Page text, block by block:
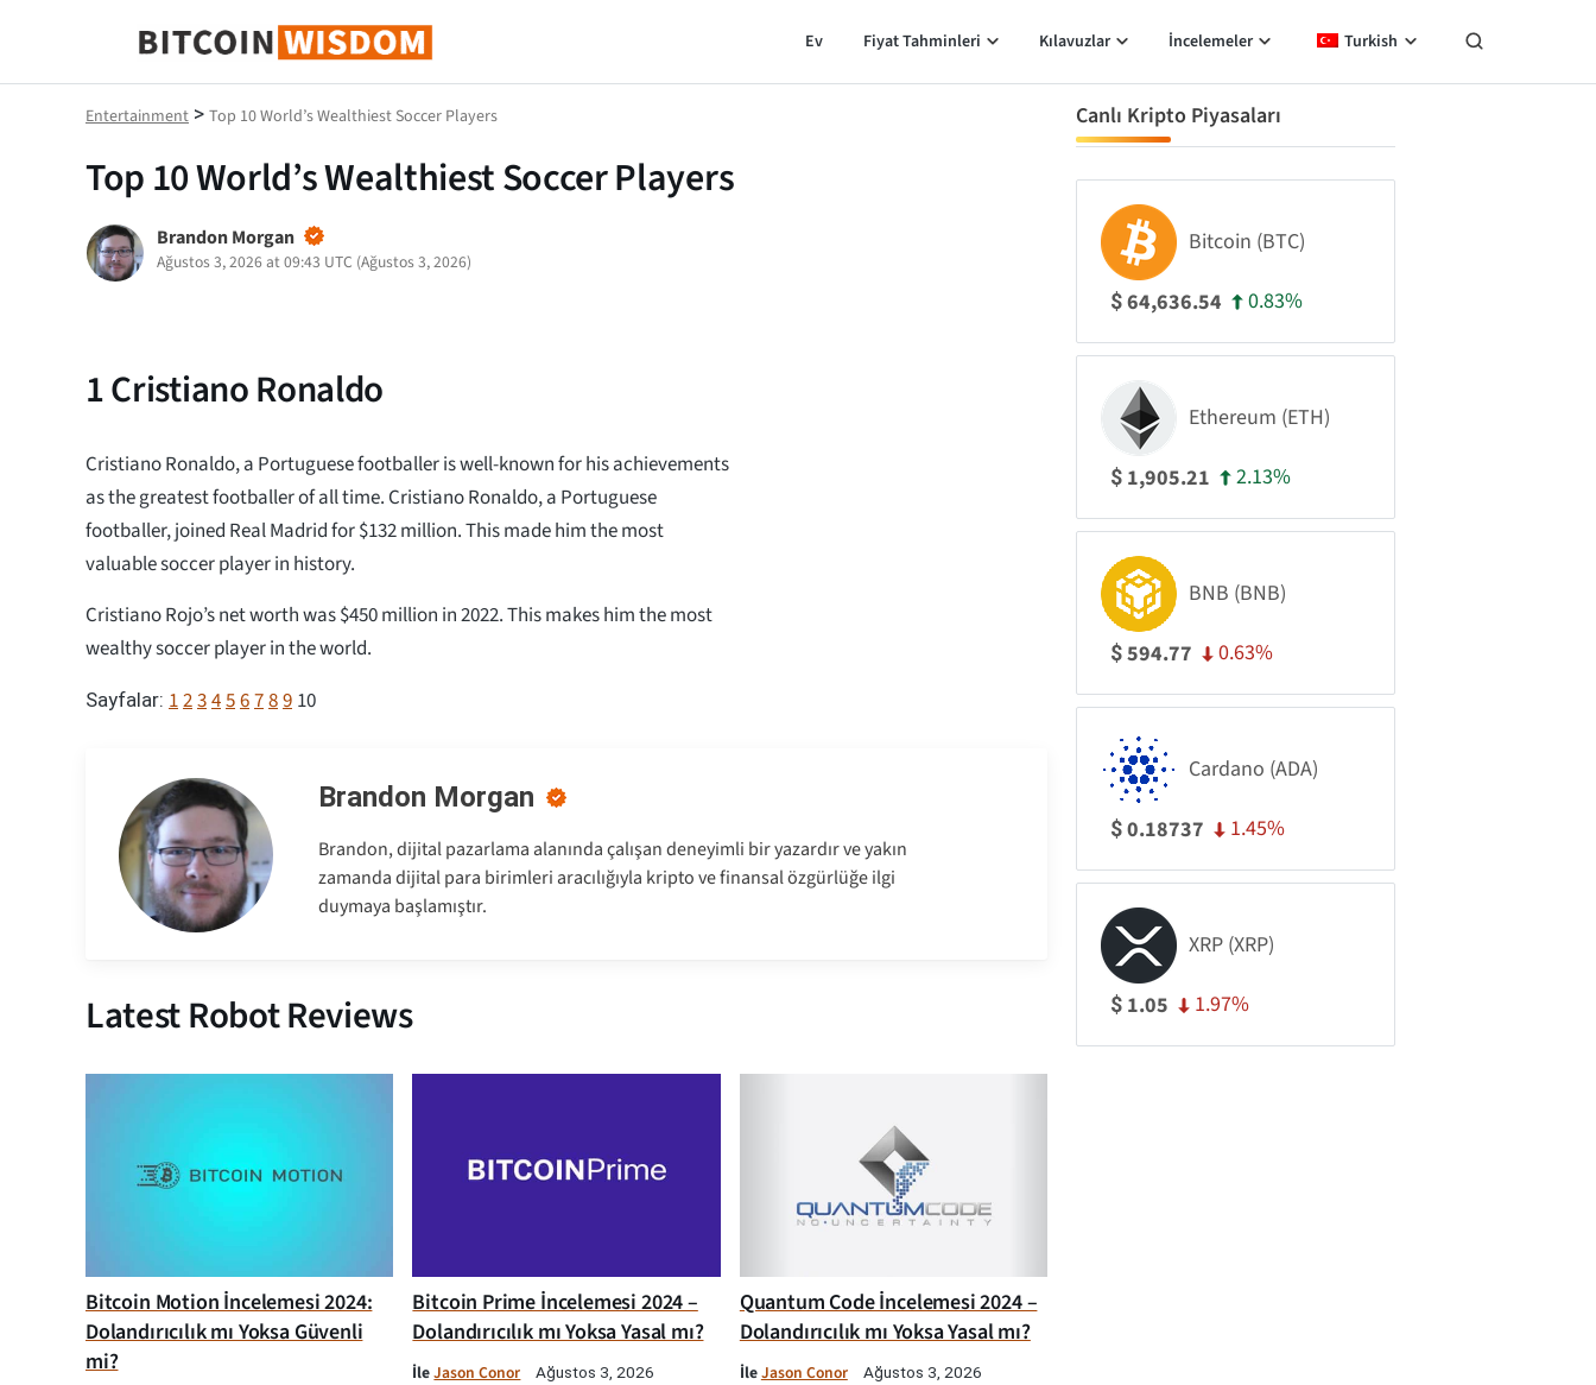
Bitcoin Bilgeliği
Ev Fiyat Tahminleri Kılavuzlar İncelemeler Turkish
Entertainment > Top 10 World’s Wealthiest Soccer Players
Top 10 World’s Wealthiest Soccer Players
Brandon Morgan
Ağustos 3, 2026 at 09:43 UTC (Ağustos 3, 2026)
1Cristiano Ronaldo
Cristiano Ronaldo, a Portuguese footballer is well-known for his achievements
as the greatest footballer of all time. Cristiano Ronaldo, a Portuguese
footballer, joined Real Madrid for $132 million. This made him the most
valuable soccer player in history.
Cristiano Rojo’s net worth was $450 million in 2022. This makes him the most
wealthy soccer player in the world.
Sayfalar: 123456789 10
Brandon Morgan
Brandon, dijital pazarlama alanında çalışan deneyimli bir yazardır ve yakın
zamanda dijital para birimleri aracılığıyla kripto ve finansal özgürlüğe ilgi
duymaya başlamıştır.
Latest Robot Reviews
Bitcoin Motion İncelemesi 2024:
Dolandırıcılık mı Yoksa Güvenli
mi?
Bitcoin Prime İncelemesi 2024 –
Dolandırıcılık mı Yoksa Yasal mı?
İleJason Conor Ağustos 3, 2026
Quantum Code İncelemesi 2024 –
Dolandırıcılık mı Yoksa Yasal mı?
İleJason Conor Ağustos 3, 2026
Canlı Kripto Piyasaları
Bitcoin (BTC)
$64,636.54 0.83%
Ethereum (ETH)
$ 1,905.21 2.13%
BNB (BNB)
$594.77 0.63%
Cardano (ADA)
$0.18737 1.45%
XRP (XRP)
$ 1.05 1.97%